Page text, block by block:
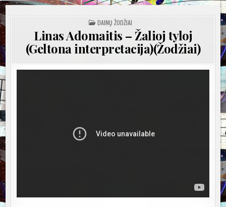
POSTED
IN
DAINŲ ŽODŽIAI
Linas Adomaitis – Žalioj tyloj
(Geltona interpretacija)(Žodžiai)